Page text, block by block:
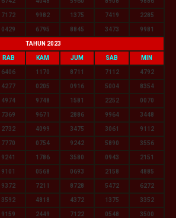
7172 9982 1375 7419 2285
0429 6795 8845 3473 9981
TAHUN 2023
RAB KAM JUM SAB MIN
6406 1170 8711 7112 4792
4277 0205 0916 5004 8354
4974 9748 1581 2252 0070
7369 9671 2886 9964 3448
2732 4099 3475 3061 9112
7770 0754 9242 5890 3556
9241 1786 3580 0943 2151
9101 0568 0693 2158 4885
9372 7211 8728 5472 6272
3592 4818 4372 1375 3352
9159 2449 7122 0548 3500